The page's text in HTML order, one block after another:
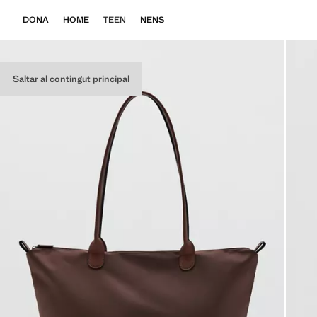
Saltar al contingut principal
DONA HOME TEEN NENS